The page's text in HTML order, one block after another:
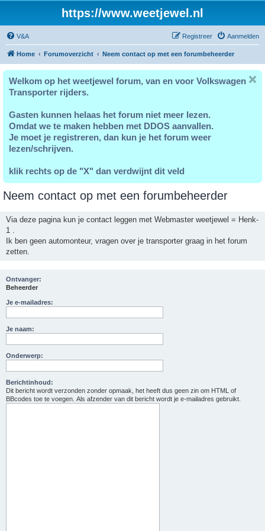
https://www.weetjewel.nl
V&A Aanmelden
Registreer
Home Forumoverzicht Neem contact op met een forumbeheerder
Welkom op het weetjewel forum, van en voor Volkswagen
Transporter rijders.
Gasten kunnen helaas het forum niet meer lezen.
Omdat we te maken hebben met DDOS aanvallen.
Je moet je registreren, dan kun je het forum weer
lezen/schrijven.
klik rechts op de "X" dan verdwijnt dit veld
Neem contact op met een forumbeheerder
Via deze pagina kun je contact leggen met Webmaster weetjewel = Henk-
1 .
Ik ben geen automonteur, vragen over je transporter graag in het forum
zetten.
Ontvanger:
Beheerder
Je e-mailadres:
Je naam:
Onderwerp:
Berichtinhoud:
Dit bericht wordt verzonden zonder opmaak, het heeft dus geen zin om HTML of
BBcodes toe te voegen. Als afzender van dit bericht wordt je e-mailadres gebruikt.